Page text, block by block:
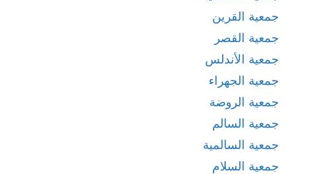
جمعية القرين
جمعية القصر
جمعية الأندلس
جمعية الجهراء
جمعية الروضة
جمعية السالم
جمعية السالمية
جمعية السلام